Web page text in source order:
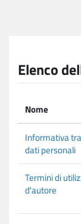
Elenco
Nome
Informativa
dati personali
Termini di
d'autore